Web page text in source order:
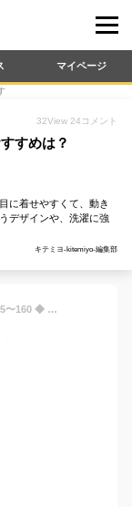
マイページ
32View 24 コメント
すめは？
に着せやすくて、動き
デザインや、洗濯に強
キテミヨ-kitemiyo-編集部
ラウンドヘム 綿素材 七分袖 プルパーカ ◆ 135〜160 ◆ ◇ ジュニア ティーンズ 子供服 ガールズ 子ども 子供 キッズ こども 服 トップス パーカ 女の子 女児 春 秋 可愛い おしゃれ 通学 小学生 中学年 高学年 中学生 ◇